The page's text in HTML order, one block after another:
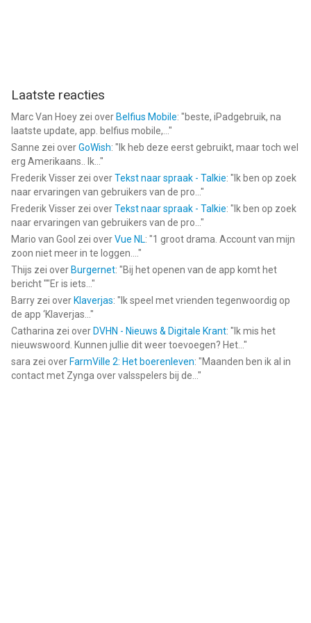
Laatste reacties
Marc Van Hoey zei over Belfius Mobile: "beste, iPadgebruik, na
laatste update, app. belfius mobile,... "
Sanne zei overGoWish: " Ik heb deze eerst gebruikt, maar toch wel
erg Amerikaans.. Ik... "
Frederik Visser zei overTekst naar spraak - Talkie: " Ik ben op zoek
naar ervaringen van gebruikers van de pro... "
Frederik Visser zei overTekst naar spraak - Talkie: " Ik ben op zoek
naar ervaringen van gebruikers van de pro... "
Mario van Gool zei overVue NL: "1 groot drama. Account van mijn
zoon niet meer in te loggen.... "
Thijs zei over Burgernet: "Bij het openen van de app komt het
bericht ""Er is iets... "
Barry zei over Klaverjas: " Ik speel met vrienden tegenwoordig op
de app ‘Klaverjas... "
Catharina zei over DVHN - Nieuws & Digitale Krant: " Ik mis het
nieuwswoord. Kunnen jullie dit weer toevoegen? Het... "
sara zei over FarmVille 2: Het boerenleven: "Maanden ben ik al in
contact met Zynga over valsspelers bij de... "